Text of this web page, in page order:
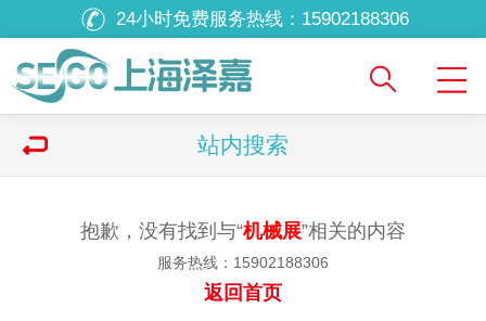
24小时免费服务热线： 15902188306
站内搜索
抱歉，没有找到与“机械展”相关的内容
服务热线：15902188306
返回首页